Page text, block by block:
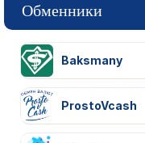
Обменники
Baksmany
ProstoVcash